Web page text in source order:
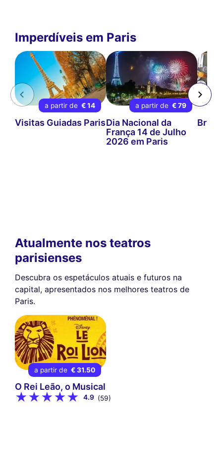
Imperdíveis em Paris
a partir de € 14
Visitas Guiadas Paris
a partir de € 79
Dia Nacional da
França 14 de Julho
2026 em Paris
Atualmente nos teatros
parisienses
Descubra os espetáculos atuais e futuros na
capital, apresentados nos melhores teatros de
Paris.
a partir de € 31.50
O Rei Leão, o Musical
4.9 (59)